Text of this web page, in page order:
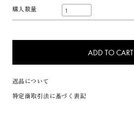
購入数量
ADD TO CART
返品について
特定商取引法に基づく表記